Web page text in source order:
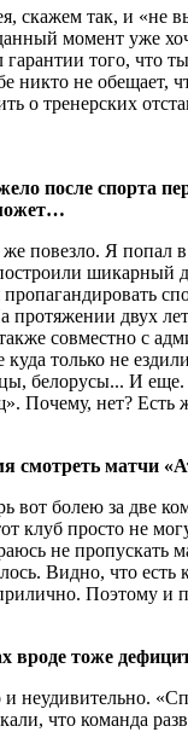
скажем так, и «не
момент уже
гарантии того, что
никто не обещает,
о тренерских
после спорта
повезло. Я попал
шикарный
пропагандировать
протяжении двух
совместно с
только не
белорусы... И еще.
нет? Есть
смотреть матчи
вот болею за две
клуб просто не
не пропускать
Видно, что
Поэтому и
вроде тоже
неудивительно.
что команда